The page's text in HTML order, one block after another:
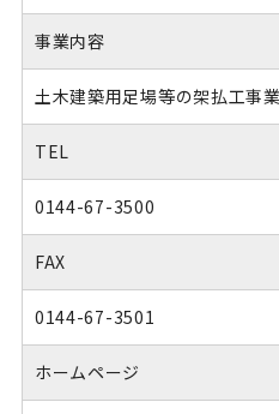
事業内容
土木建築用足場等の架払工事
TEL
0144-67-3500
FAX
0144-67-3501
ホームページ